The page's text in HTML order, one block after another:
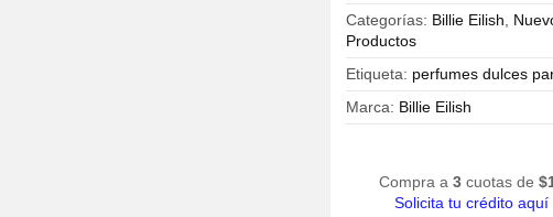
De
Parfum
100ml
Mujer
Categorías: Billie Eilish
Productos
Etiqueta: perfumes dulces
Marca: Billie Eilish
Compra a3 cuotas de$
Solicita tu crédito aquí